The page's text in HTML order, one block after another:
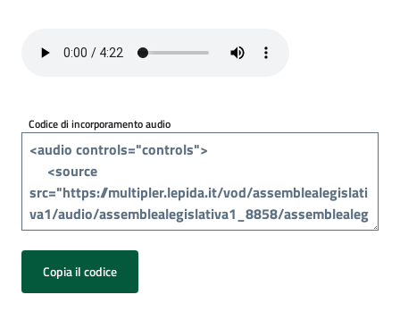
Per
cittadini
Codice di incorporamento audio
Copia il codice